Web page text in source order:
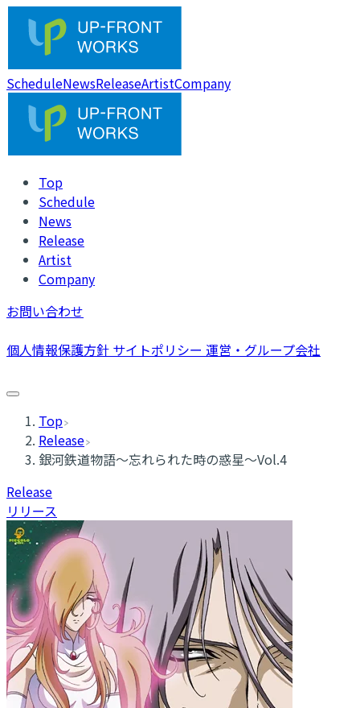
ScheduleNewsReleaseArtistCompany
Top
Schedule
News
Release
Artist
Company
お問い合わせ
個人情報保護方針 サイトポリシー 運営・グループ会社
Top
Release
銀河鉄道物語～忘れられた時の惑星～Vol.4
Release
リリース